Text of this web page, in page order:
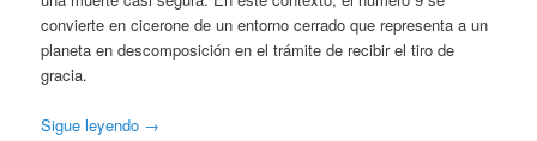
convierte en cicerone de un entorno cerrado que representa a un
planeta en descomposición en el trámite de recibir el tiro de
gracia.
Sigue leyendo →